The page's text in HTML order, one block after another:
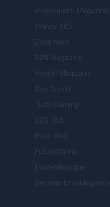
Investimenti Magazine
Money 365
Zona Nerd
B2B Magazine
People Magazine
Day Travel
Tutto Gaming
ESG 365
Food Wiki
FuturoDonna
HomeMagazine
SecondHomeMagazine